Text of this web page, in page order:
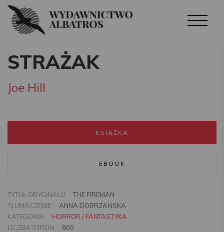
STRAŻAK
Joe Hill
KSIĄŻKA
EBOOK
TYTUŁ ORYGINAŁU:
THE FIREMAN
TŁUMACZENIE:
ANNA DOBRZAŃSKA
KATEGORIA:
HORROR / FANTASTYKA
LICZBA STRON:
800